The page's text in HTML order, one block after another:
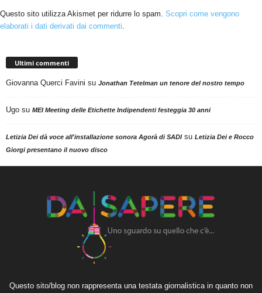
Questo sito utilizza Akismet per ridurre lo spam. Scopri come vengono
elaborati i dati derivati dai commenti.
Ultimi commenti
Giovanna Querci Favini su Jonathan Tetelman un tenore del nostro tempo
Ugo su MEI Meeting delle Etichette Indipendenti festeggia 30 anni
Letizia Dei dà voce all'installazione sonora Agorà di SADIsu Letizia Dei e Rocco
Giorgi presentano il nuovo disco
Questo sito/blog non rappresenta una testata giornalistica in quanto non